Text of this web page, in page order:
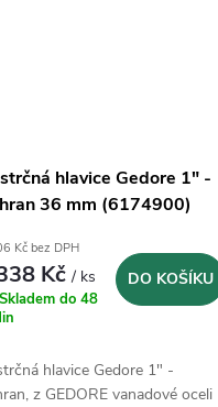
hlavice Gedore 1" -
36 mm (6174900)
Kč bez DPH
Kč/ ks
Skladem do 48
DO KOŠÍKU
hlavice Gedore 1" -
z GEDORE vanadové oceli